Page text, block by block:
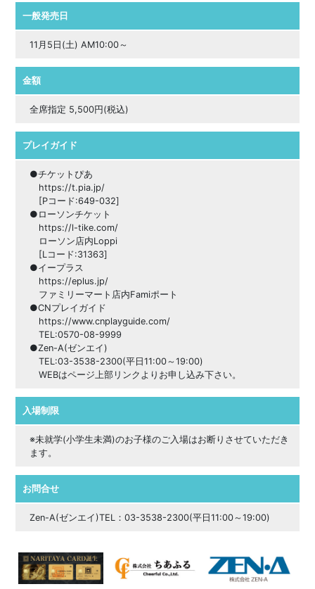
一般発売日
11月5日(土) AM10:00～
金額
全席指定 5,500円(税込)
プレイガイド
●チケットぴあ
https://t.pia.jp/
[Pコード:649-032]
●ローソンチケット
https://l-tike.com/
ローソン店内Loppi
[Lコード:31363]
●イープラス
https://eplus.jp/
ファミリーマート店内Famiポート
●CNプレイガイド
https://www.cnplayguide.com/
TEL:0570-08-9999
●Zen-A(ゼンエイ)
TEL:03-3538-2300(平日11:00～19:00)
WEBはページ上部リンクよりお申し込み下さい。
入場制限
※未就学(小学生未満)のお子様のご入場はお断りさせていただき
ます。
お問合せ
Zen-A(ゼンエイ)TEL：03-3538-2300(平日11:00～19:00)